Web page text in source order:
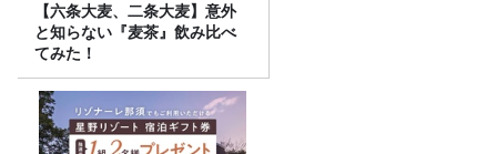
【六条大麦、二条大麦】意外
と知らない『麦茶』飲み比べ
てみた！